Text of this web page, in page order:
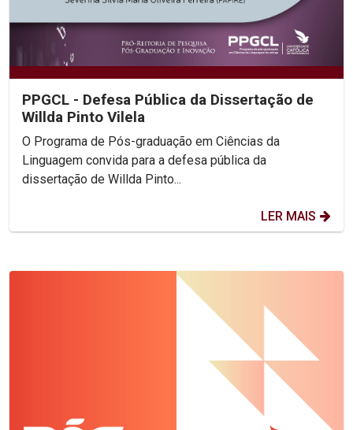
PPGCL - Defesa Pública da Dissertação de
Willda Pinto Vilela
O Programa de Pós-graduação em Ciências da
Linguagem convida para a defesa pública da
dissertação de Willda Pinto...
LER MAIS